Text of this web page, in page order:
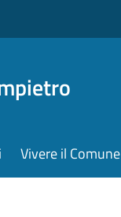
Vivere il Comune